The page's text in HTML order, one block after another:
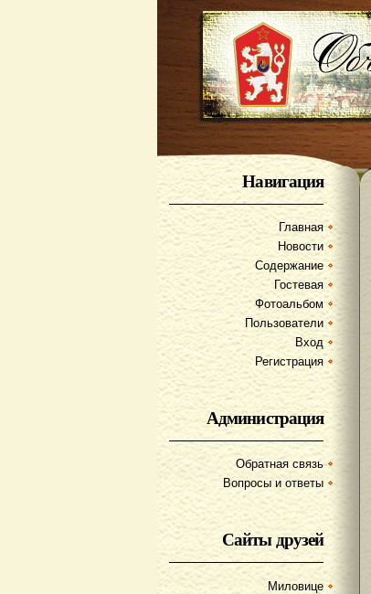
Навигация
Главная
Новости
Содержание
Гостевая
Фотоальбом
Пользователи
Вход
Регистрация
Администрация
Обратная связь
Вопросы и ответы
Сайты друзей
Миловице